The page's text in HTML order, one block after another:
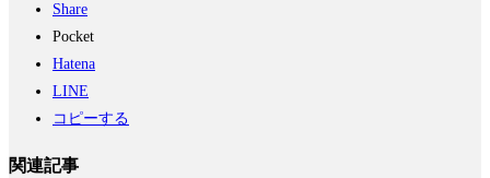
Share
Pocket
Hatena
LINE
コピーする
関連記事